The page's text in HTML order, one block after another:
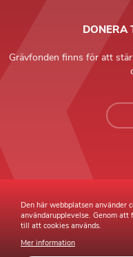
DONERA
Grävfonden finns för att
Grävande
Den här webbplatsen använder
användarupplevelse. Genom
till att cookies används.
Mer information